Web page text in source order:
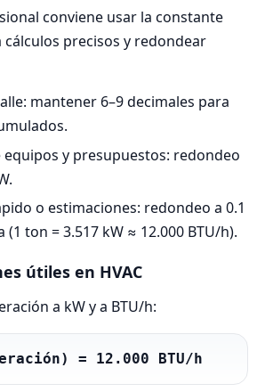
conviene usar la constante
cálculos precisos y redondear
mantener 6–9 decimales para
equipos y presupuestos: redondeo
o estimaciones: redondeo a 0.1
(1 ton = 3.517 kW ≈ 12.000 BTU/h).
útiles en HVAC
a kW y a BTU/h:
= 12.000 BTU/h